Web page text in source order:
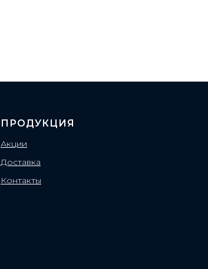
ПРОДУКЦИЯ
Акции
Доставка
Контакты